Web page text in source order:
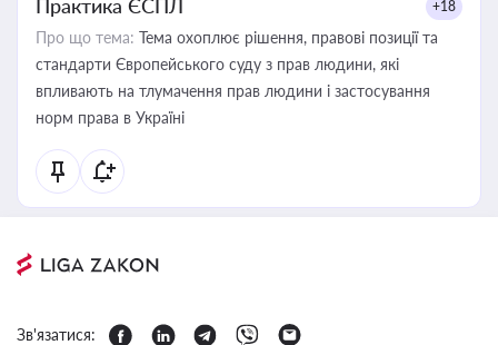
Практика ЄСПЛ +18
Про що тема: Тема охоплює рішення, правові позиції та
стандарти Європейського суду з прав людини, які
впливають на тлумачення прав людини і застосування
норм права в Україні
Зв'язатися: